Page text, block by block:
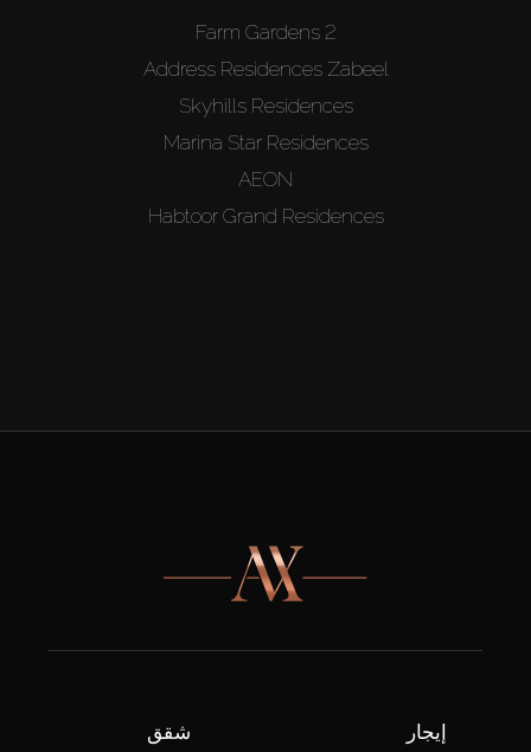
Farm Gardens 2
Address Residences Zabeel
Skyhills Residences
Marina Star Residences
AEON
Habtoor Grand Residences
شقق
إيجار